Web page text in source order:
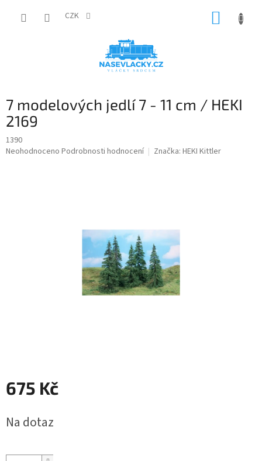
CZK
7 modelových jedlí 7 - 11 cm / HEKI
2169
1390
Průměrné
Neohodnoceno Podrobnosti hodnocení Značka: HEKI Kittler
675 Kč
cena:
Na dotaz